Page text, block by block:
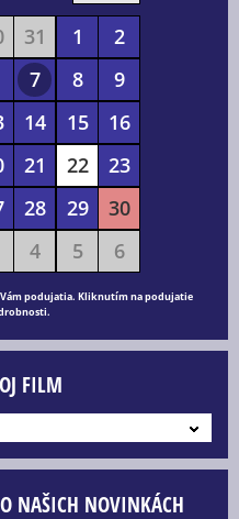
31 1
2
7 8
9
14 15
16
21 22
23
28 29
30
4 5 6
Vám podujatia. Kliknutím na podujatie
FILM
NAŠICH NOVINKÁCH